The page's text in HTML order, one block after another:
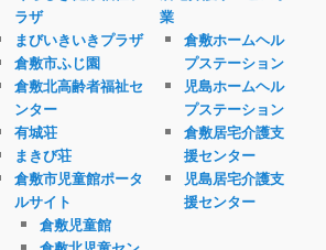
ラザ
まびいきいきプラザ
倉敷市ふじ園
倉敷北高齢者福祉セ
ンター
有城荘
まきび荘
倉敷市児童館ポータ
ルサイト
倉敷児童館
業
倉敷ホームヘル
プステーション
児島ホームヘル
プステーション
倉敷居宅介護支
援センター
児島居宅介護支
援センター